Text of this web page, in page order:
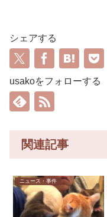
シェアする
usakoをフォローする
関連記事
ニュース・事件